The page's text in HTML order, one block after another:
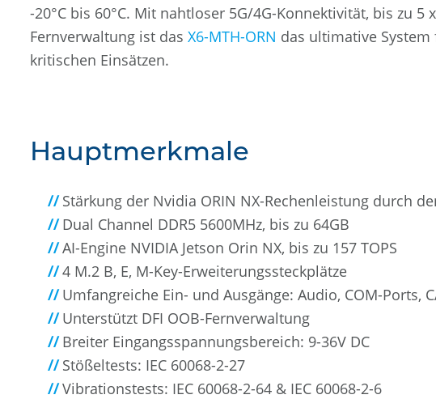
-20°C bis 60°C. Mit nahtloser 5G/4G-Konnektivität, bis zu 5
Fernverwaltung ist das X6-MTH-ORN das ultimative
kritischen Einsätzen.
Hauptmerkmale
Stärkung der Nvidia ORIN NX-Rechenleistung durch
Dual Channel DDR5 5600MHz, bis zu 64GB
AI-Engine NVIDIA Jetson Orin NX, bis zu 157 TOPS
4 M.2 B, E, M-Key-Erweiterungssteckplätze
Umfangreiche Ein- und Ausgänge: Audio, COM-Ports,
Unterstützt DFI OOB-Fernverwaltung
Breiter Eingangsspannungsbereich: 9-36V DC
Stößeltests: IEC 60068-2-27
Vibrationstests: IEC 60068-2-64 & IEC 60068-2-6